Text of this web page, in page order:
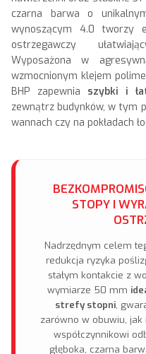
czarna barwa o
wynoszącym 4.0 tworzy
ostrzegawczy
Wyposażona w
wzmocnionym klejem
BHP zapewnia szybki i
zewnątrz budynków, w tym
wannach czy na pokładach
STOPY I
Nadrzędnym celem
redukcja ryzyka
stałym kontakcie z
wymiarze 50 mm
strefy stopni,
zarówno w obuwiu, jak
współczynnikowi
głęboka, czarna